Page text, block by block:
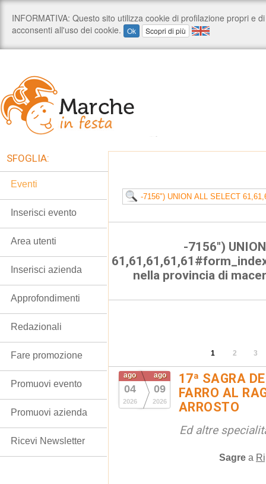
-7156")
nella provincia di
1 2 3
ago
04
2026
ago
09
2026
17ª SAGRA
FARRO AL
ARROSTO
Ed altre
Sagre a
SFOGLIA:
Eventi
Inserisci evento
Area utenti
Inserisci azienda
Approfondimenti
Redazionali
Fare promozione
Promuovi evento
Promuovi azienda
Ricevi Newsletter